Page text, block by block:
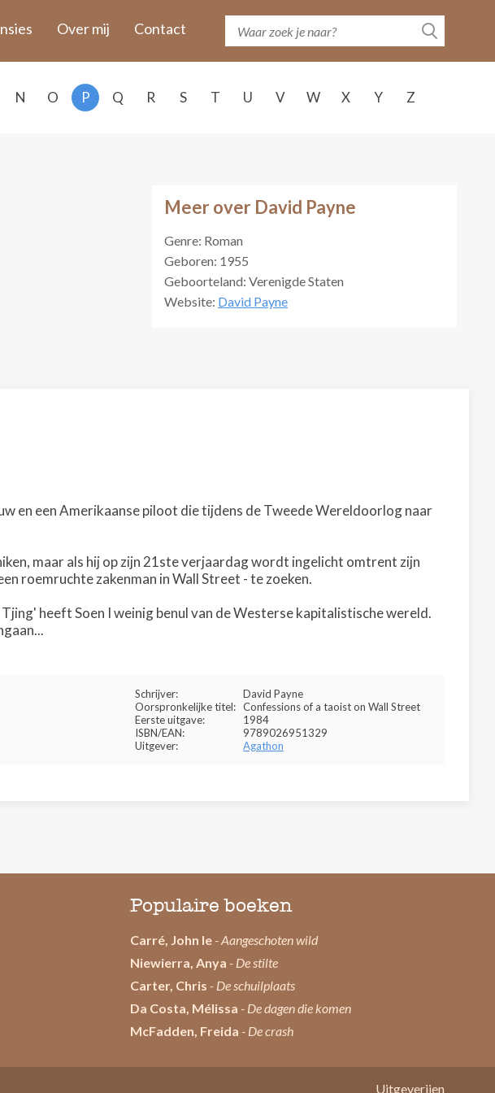
Over mij Contact
N O P Q R S T U V W X Y Z
Meer over David Payne
Genre: Roman
Geboren: 1955
Geboorteland: Verenigde Staten
Website: David Payne
en een Amerikaanse piloot die tijdens de Tweede Wereldoorlog naar
maar als hij op zijn 21ste verjaardag wordt ingelicht omtrent zijn
roemruchte zakenman in Wall Street - te zoeken.
heeft Soen I weinig benul van de Westerse kapitalistische wereld.
Schrijver:
David Payne
Oorspronkelijke titel: Confessions of a taoist on Wall Street
Eerste uitgave:
1984
ISBN/EAN:
9789026951329
Uitgever:
Agathon
Populaire boeken
Carré, John le - Aangeschoten wild
Niewierra, Anya - De stilte
Carter, Chris - De schuilplaats
Da Costa, Mélissa - De dagen die komen
McFadden, Freida - De crash
Uitgeverijen